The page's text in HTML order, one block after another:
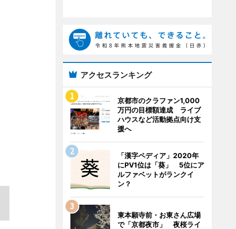
アクセスランキング
京都市のクラファン1,000
万円の目標額達成 ライブ
ハウスなど活動拠点向け支
援へ
「漢字ペディア」2020年
にPV1位は「葵」 5位にア
ルファベットがランクイ
ン？
東本願寺前・お東さん広場
で「京都夜市」 夜桜ライ